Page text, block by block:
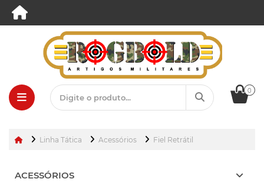
0
Linha Tática Acessórios Fiel Retrátil
ACESSÓRIOS